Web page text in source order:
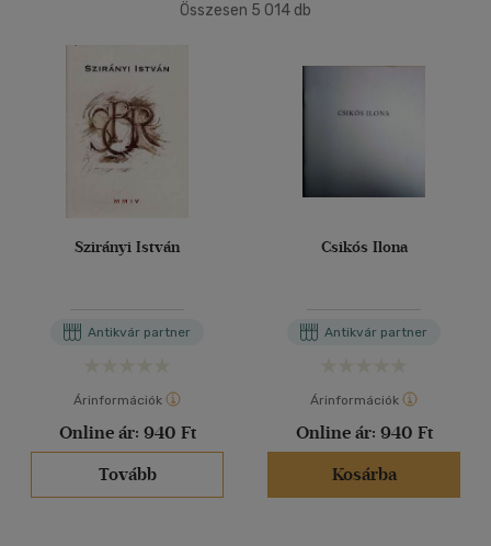
Nyelv szerint
Magyar(114)
Német(9)
(1)
Összesen 5 014 db
Szirányi István
Antikvár partner
Árinformációk
Online ár: 940 Ft
Tovább
Csikós Ilona
Antikvár partner
Árinformációk
Online ár: 940 Ft
Kosárba